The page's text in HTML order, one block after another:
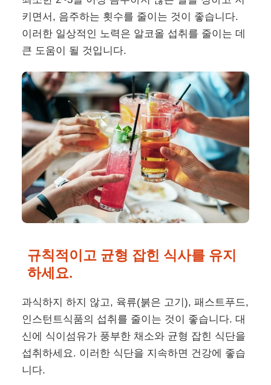
키면서, 음주하는 횟수를 줄이는 것이 좋습니다.
이러한 일상적인 노력은 알코올 섭취를 줄이는 데
큰 도움이 될 것입니다.
규칙적이고 균형 잡힌 식사를 유지
하세요.
과식하지 하지 않고, 육류(붉은 고기), 패스트푸드,
인스턴트식품의 섭취를 줄이는 것이 좋습니다. 대
신에 식이섬유가 풍부한 채소와 균형 잡힌 식단을
섭취하세요. 이러한 식단을 지속하면 건강에 좋습
니다.